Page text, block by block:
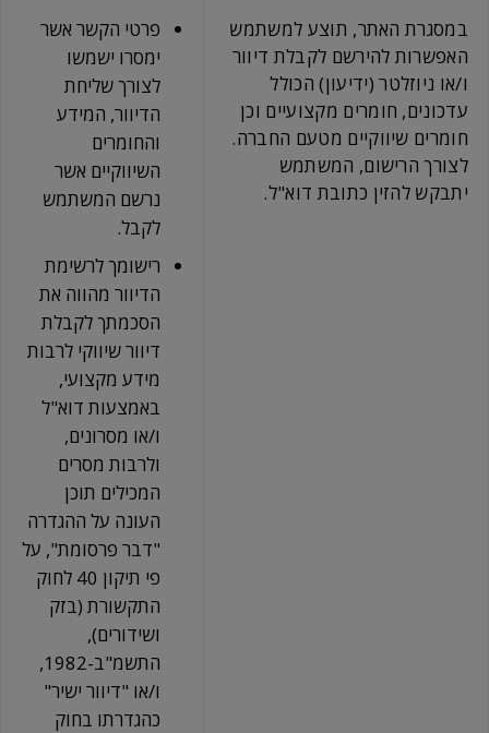
במסגרת האתר, תוצע למשתמש
האפשרות להירשם לקבלת דיוור
ו/או ניוזלטר (ידיעון) הכולל
עדכונים, חומרים מקצועיים וכן
חומרים שיווקיים מטעם החברה.
לצורך הרישום, המשתמש
יתבקש להזין כתובת דוא"ל.
פרטי הקשר אשר
ימסרו ישמשו
לצורך שליחת
הדיוור, המידע
והחומרים
השיווקיים אשר
נרשם המשתמש
לקבל.
רישומך לרשימת
הדיוור מהווה את
הסכמתך לקבלת
דיוור שיווקי לרבות
מידע מקצועי,
באמצעות דוא"ל
ו/או מסרונים,
ולרבות מסרים
המכילים תוכן
העונה על ההגדרה
"דבר פרסומת", על
פי תיקון 40 לחוק
התקשורת (בזק
ושידורים),
התשמ"ב-1982,
ו/או "דיוור ישיר"
כהגדרתו בחוק